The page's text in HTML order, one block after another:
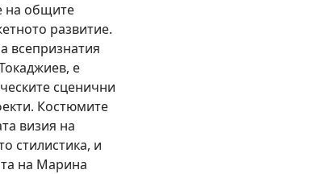
на общите
развитие.
всепризнатия
е
сценични
Костюмите
визия на
стилистика, и
на Марина